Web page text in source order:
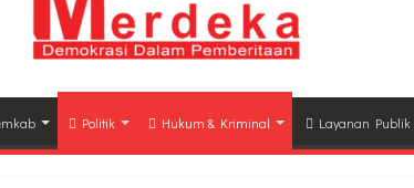
Politik Hukum & Kriminal Layanan Publik